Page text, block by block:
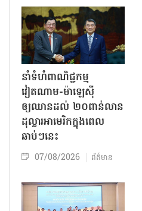
នាំទំហំពាណិជ្ជកម្ម
វៀតណាម-ម៉ាឡេស៊ី
ឲ្យឈានដល់ ២០ពាន់លាន
ដុល្លារអាមេរិកក្នុងពេល
ឆាប់ៗនេះ
07/08/2026 ព័ត៌មាន